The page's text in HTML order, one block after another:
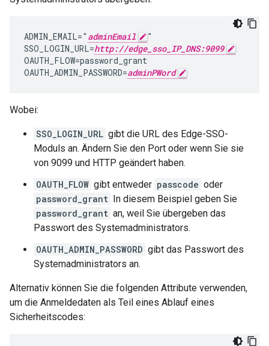
ADMIN_EMAIL=" adminEmail
"
SSO_LOGIN_URL=http://edge_sso_IP_DNS:9099
OAUTH_FLOW=password_grant
OAUTH_ADMIN_PASSWORD=adminPWord
Wobei:
SSO_LOGIN_URL gibt die URL des Edge-SSO-
Moduls an. Ändern Sie den Port oder wenn Sie sie
von 9099 und HTTP geändert haben.
OAUTH_FLOW gibt entweder passcode oder
password_grant In diesem Beispiel geben Sie
password_grant an, weil Sie übergeben das
Passwort des Systemadministrators.
OAUTH_ADMIN_PASSWORD gibt das Passwort des
Systemadministrators an.
Alternativ können Sie die folgenden Attribute verwenden,
um die Anmeldedaten als Teil eines Ablauf eines
Sicherheitscodes: